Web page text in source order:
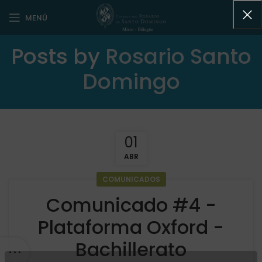
MENÚ
Posts by Rosario Santo
Domingo
01
ABR
COMUNICADOS
Comunicado #4 -
Plataforma Oxford -
Bachillerato